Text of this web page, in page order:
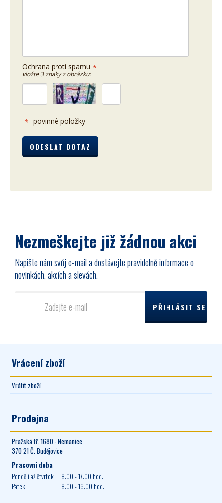
Ochrana proti spamu *
vložte 3 znaky z obrázku:
* povinné položky
Nezmeškejte již žádnou akci
Napište nám svůj e-mail a dostávejte pravidelně informace o
novinkách, akcích a slevách.
Vrácení zboží
Vrátit zboží
Prodejna
Pražská tř. 1680 - Nemanice
370 21 Č. Budějovice
Pracovní doba
Pondělí až čtvrtek
8.00 - 17.00 hod.
Pátek
8.00 - 16.00 hod.